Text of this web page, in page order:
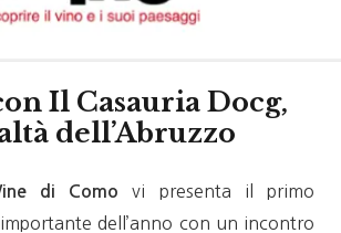
Il Casauria Docg,
dell’Abruzzo
di Como
vi presenta il primo
dell’anno con un incontro